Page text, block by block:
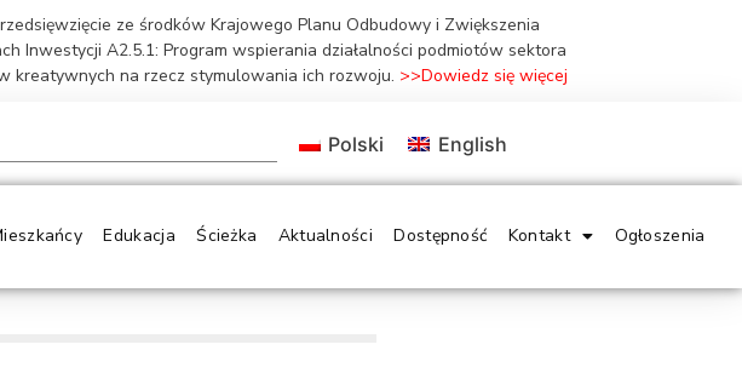
ze środków Krajowego Planu Odbudowy i Zwiększenia
Inwestycji A2.5.1: Program wspierania działalności podmiotów sektora
kreatywnych na rzecz stymulowania ich rozwoju. >>Dowiedz się więcej
Polski English
Edukacja Ścieżka Aktualności Dostępność Kontakt Ogłoszenia